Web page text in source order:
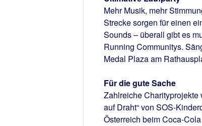
Mehr Musik, mehr
Strecke sorgen für einen
Sounds – überall gibt es
Running Communitys.
Medal Plaza am
Für die gute Sache
Zahlreiche Charityprojekte
auf Draht“ von SOS-
Österreich beim Coca-